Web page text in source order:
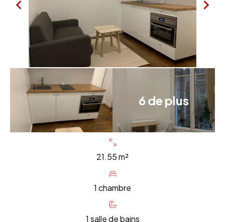
6 de plus
21.55 m²
1 chambre
1 salle de bains